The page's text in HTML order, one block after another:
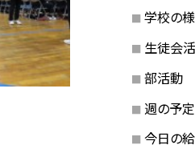
学校の
生徒会
部活動
週の予
今日の